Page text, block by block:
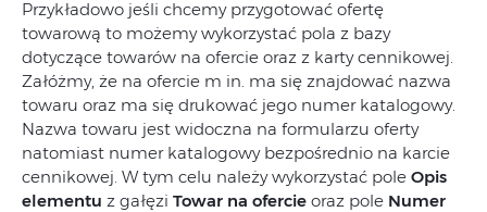
Przykładowo jeśli chcemy przygotować ofertę
towarową to możemy wykorzystać pola z bazy
dotyczące towarów na ofercie oraz z karty cennikowej.
Załóżmy, że na ofercie m in. ma się znajdować nazwa
towaru oraz ma się drukować jego numer katalogowy.
Nazwa towaru jest widoczna na formularzu oferty
natomiast numer katalogowy bezpośrednio na karcie
cennikowej. W tym celu należy wykorzystać pole Opis
elementu z gałęzi Towar na ofercie oraz pole Numer